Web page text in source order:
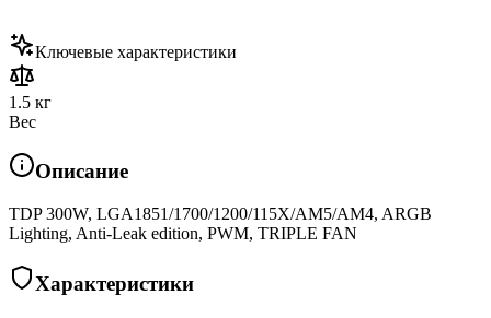
Ключевые характеристики
1.5 кг
Вес
Описание
TDP 300W, LGA1851/1700/1200/115X/AM5/AM4, ARGB
Lighting, Anti-Leak edition, PWM, TRIPLE FAN
Характеристики